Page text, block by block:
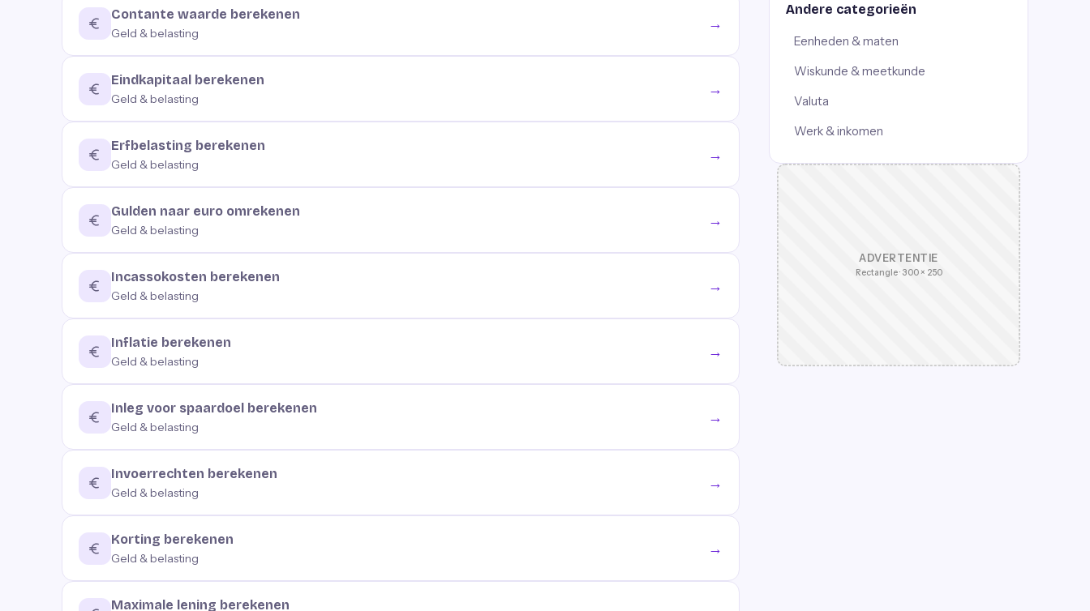
Contante waarde berekenen
Geld & belasting
→
Eindkapitaal berekenen
Geld & belasting
→
Erfbelasting berekenen
Geld & belasting
→
Gulden naar euro omrekenen
Geld & belasting
→
Incassokosten berekenen
Geld & belasting
→
Inflatie berekenen
Geld & belasting
→
Inleg voor spaardoel berekenen
Geld & belasting
→
Invoerrechten berekenen
Geld & belasting
→
Korting berekenen
Geld & belasting
→
Maximale lening berekenen
Andere categorieën
Eenheden & maten
Wiskunde & meetkunde
Valuta
Werk & inkomen
ADVERTENTIE
Rectangle · 300 × 250